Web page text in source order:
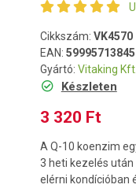
Cikkszám: VK4570
EAN:
Gyártó: Vitaking Kft.
Készleten
3 320 Ft
A Q-10 koenzim
3 heti kezelés
elérni kondícióban